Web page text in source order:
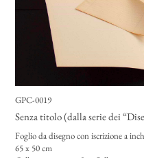
GPC-0019
Senza titolo (dalla serie dei
Foglio da disegno con iscrizione a
65 x 50 cm